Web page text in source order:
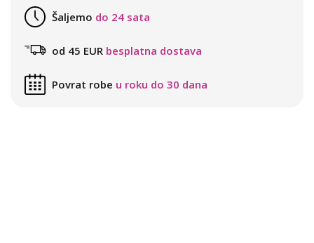
Šaljemo do 24 sata
od 45 EUR besplatna dostava
Povrat robe u roku do 30 dana